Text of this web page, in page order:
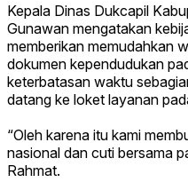
Kepala Dinas Dukcapil
Gunawan mengatakan
memberikan memudahkan
dokumen kependudukan
keterbatasan waktu
datang ke loket layanan
“Oleh karena itu kami
nasional dan cuti bersama
Rahmat.